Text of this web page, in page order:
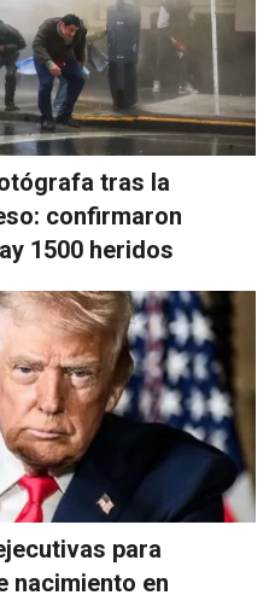
tras la
confirmaron
1500 heridos
para
nacimiento en